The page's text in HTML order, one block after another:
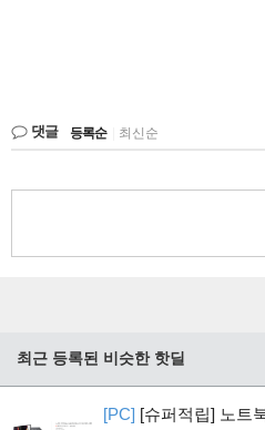
댓글 등록순 최신순
최근 등록된 비슷한 핫딜
[PC] [슈퍼적립] 노트